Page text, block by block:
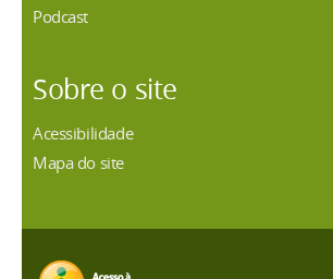
Podcast
Sobre o site
Acessibilidade
Mapa do site